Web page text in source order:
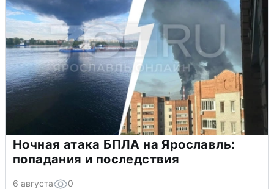
Ночная атака БПЛА на Ярославль:
попадания и последствия
6 августа 0